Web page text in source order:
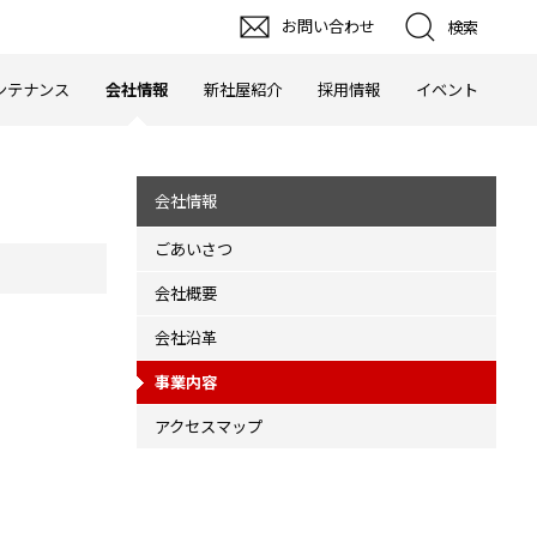
お問い合わせ 検索
テナンス 会社情報 新社屋紹介 採用情報 イベント
会社情報
ごあいさつ
会社概要
会社沿革
事業内容
アクセスマップ